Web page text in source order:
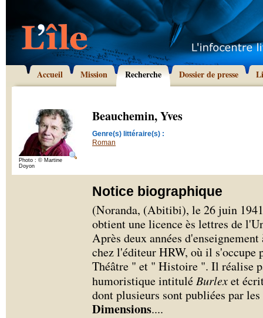
Accueil Mission Recherche Dossier de presse
Photo : © Martine
Doyon
Beauchemin, Yves
Genre(s) littéraire(s) :
Roman
Notice biographique
(Noranda, (Abitibi), le 26 juin
obtient une licence ès lettres de
Après deux années
chez l'éditeur HRW, où il
Théâtre " et " Histoire ". Il réalise
humoristique intitulé Burlexet
dont plusieurs sont publiées par
Dimensions....